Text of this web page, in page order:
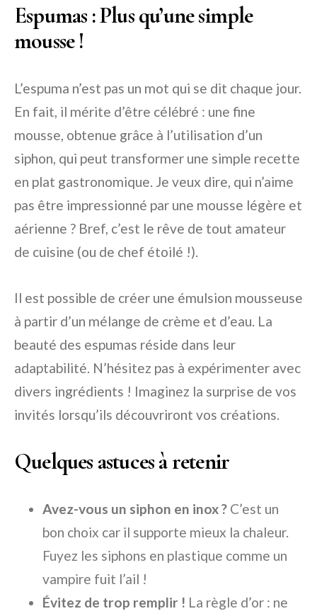
Espumas : Plus qu’une simple
mousse !
L’espuma n’est pas un mot qui se dit chaque jour.
En fait, il mérite d’être célébré : une fine
mousse, obtenue grâce à l’utilisation d’un
siphon, qui peut transformer une simple recette
en plat gastronomique. Je veux dire, qui n’aime
pas être impressionné par une mousse légère et
aérienne ? Bref, c’est le rêve de tout amateur
de cuisine (ou de chef étoilé !).
Il est possible de créer une émulsion mousseuse
à partir d’un mélange de crème et d’eau. La
beauté des espumas réside dans leur
adaptabilité. N’hésitez pas à expérimenter avec
divers ingrédients ! Imaginez la surprise de vos
invités lorsqu’ils découvriront vos créations.
Quelques astuces à retenir
Avez-vous un siphon en inox ? C’est un
bon choix car il supporte mieux la chaleur.
Fuyez les siphons en plastique comme un
vampire fuit l’ail !
Évitez de trop remplir ! La règle d’or : ne